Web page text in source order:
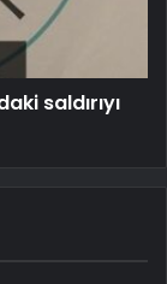
saldırıyı